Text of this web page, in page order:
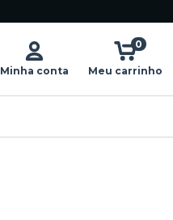
Minha conta Meu carrinho
0